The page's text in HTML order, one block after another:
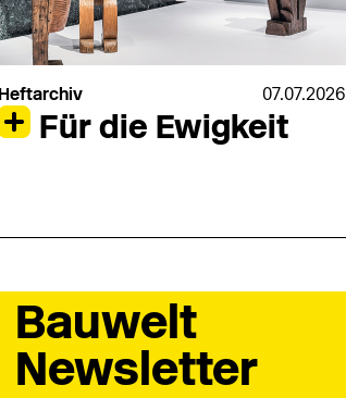
Heftarchiv 07.07.2026
Für die Ewigkeit
Bauwelt
Newsletter